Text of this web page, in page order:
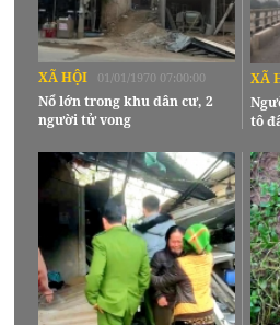
XÃ HỘI 01/01/1970 07:00:00
Nổ lớn trong khu dân cư, 2
người tử vong
XÃ
tô